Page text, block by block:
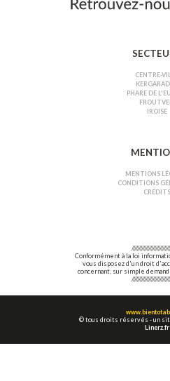
CENTRE-
PHARE DE
IROISE
MENTIONS
CONDITIONS
CRÉDITS
Conformément à la loi
vous disposez d'un droit
concernant, sur simple
© tous droits réservés - un
Linerz.fr